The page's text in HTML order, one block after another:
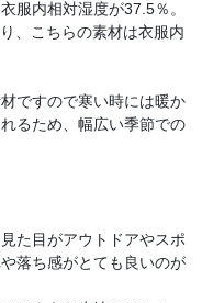
服内相対湿度が37.5％。
、こちらの素材は衣服内
ですので寒い時には暖か
るため、幅広い季節での
た目がアウトドアやスポ
落ち感がとても良いのが